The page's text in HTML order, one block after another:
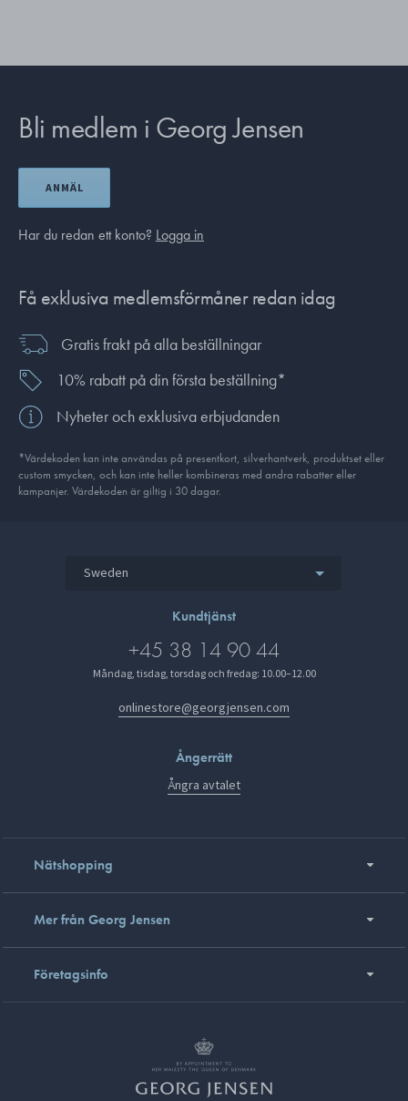
Bli medlem i Georg Jensen
ANMÄL
Har du redan ett konto? Logga in
Få exklusiva medlemsförmåner redan idag
Gratis frakt på alla beställningar
10% rabatt på din första beställning*
Nyheter och exklusiva erbjudanden
*Värdekoden kan inte användas på presentkort, silverhantverk, produkt­set eller
custom smycken, och kan inte heller kombineras med andra rabatter eller
kampanjer. Värdekoden är giltig i 30 dagar.
Sweden
Kundtjänst
+45 38 14 90 44
Måndag, tisdag, torsdag och fredag: 10.00–12.00
onlinestore@georgjensen.com
Ångerrätt
Ångra avtalet
Nätshopping
Mer från Georg Jensen
Företagsinfo